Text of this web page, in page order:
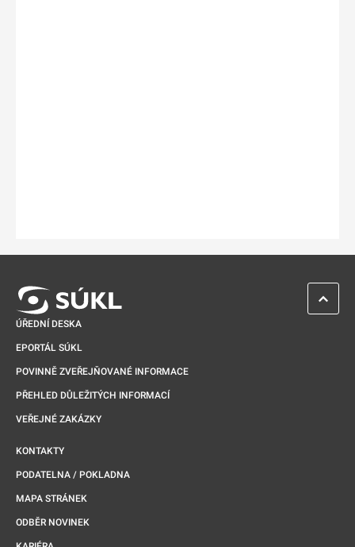
ÚŘEDNÍ DESKA
EPORTÁL SÚKL
POVINNĚ ZVEŘEJŇOVANÉ INFORMACE
PŘEHLED DŮLEŽITÝCH INFORMACÍ
VEŘEJNÉ ZAKÁZKY
KONTAKTY
PODATELNA / POKLADNA
MAPA STRÁNEK
ODBĚR NOVINEK
ZPĚT